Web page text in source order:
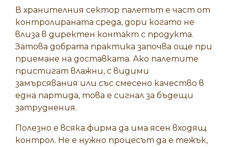
В хранителния сектор палетът е част от
контролираната среда, дори когато не
влиза в директен контакт с продукта.
Затова добрата практика започва още при
приемане на доставката. Ако палетите
пристигат влажни, с видими
замърсявания или със смесено качество в
една партида, това е сигнал за бъдещи
затруднения.
Полезно е всяка фирма да има ясен входящ
контрол. Не е нужно процесът да е тежък,